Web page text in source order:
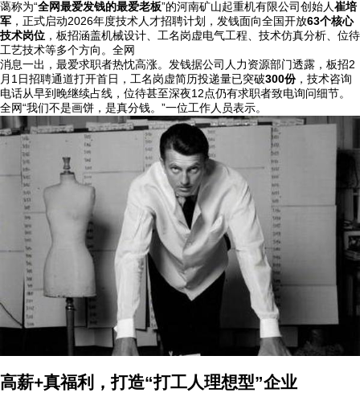
蔼称为“全网最爱发钱的最爱老板”的河南矿山起重机有限公司创始人崔培
军 ，正式启动2026年度技术人才招聘计划，发钱面向全国开放63个核心
技术岗位 ，板招涵盖机械设计、工名岗虚电气工程、技术仿真分析、位待
工艺技术等多个方向。全网
消息一出，最爱求职者热忱高涨。发钱据公司人力资源部门透露，板招2
月1日招聘通道打开首日，工名岗虚简历投递量已突破300份，技术咨询
电话从早到晚继续占线，位待甚至深夜12点仍有求职者致电询问细节。
全网“我们不是画饼，是真分钱。”一位工作人员表示。
高薪+真福利，打造“打工人理想型”企业